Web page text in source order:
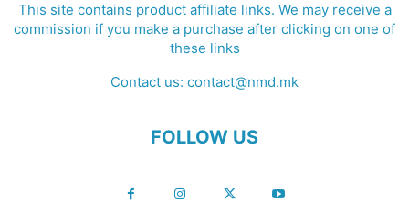
This site contains product affiliate links. We may receive a
commission if you make a purchase after clicking on one of
these links
Contact us: contact@nmd.mk
FOLLOW US